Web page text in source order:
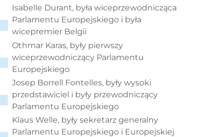
Isabelle Durant, była wiceprzewodnicząca
Parlamentu Europejskiego i była
wicepremier Belgii
Othmar Karas, były pierwszy
wiceprzewodniczący Parlamentu
Europejskiego
Josep Borrell Fontelles, były wysoki
przedstawiciel i były przewodniczący
Parlamentu Europejskiego
Klaus Welle, były sekretarz generalny
Parlamentu Europejskiego i Europejskiej